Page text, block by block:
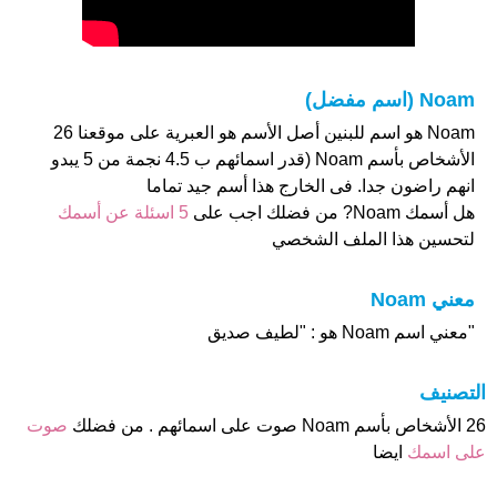
Noam (اسم مفضل)
Noam هو اسم للبنين أصل الأسم هو العبرية على موقعنا 26
الأشخاص بأسم Noam (قدر اسمائهم ب 4.5 نجمة من 5 يبدو
انهم راضون جدا. فى الخارج هذا أسم جيد تماما
هل أسمك Noam? من فضلك اجب على
5 اسئلة عن أسمك
لتحسين هذا الملف الشخصي
معني Noam
"معني اسم Noam هو : "لطيف صديق
التصنيف
26 الأشخاص بأسم Noam صوت على اسمائهم . من فضلك
صوت
على اسمك ايضا